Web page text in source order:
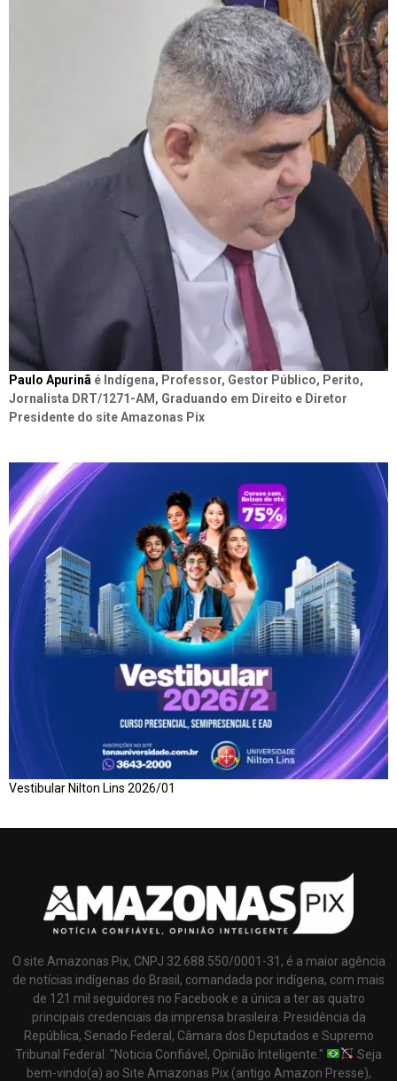
Paulo Apurinã é Indígena, Professor, Gestor Público, Perito,
Jornalista DRT/1271-AM, Graduando em Direito e Diretor
Presidente do site Amazonas Pix
Vestibular Nilton Lins 2026/01
O site Amazonas Pix, CNPJ 32.688.550/0001-31, é a maior agência
de notícias indígenas do Brasil, comandada por indígena, com mais
de 121 mil seguidores no Facebook e a única a ter as quatro
principais credenciais da imprensa brasileira: Presidência da
República, Senado Federal, Câmara dos Deputados e Supremo
Tribunal Federal. "Noticia Confiável, Opinião Inteligente."
Seja
bem-vindo(a) ao Site Amazonas Pix (antigo Amazon Presse),